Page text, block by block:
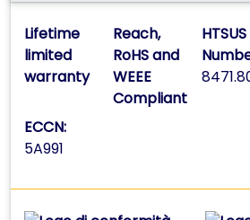
Lifetime
limited
warranty
Reach,
RoHS and
WEEE
Compliant
HTSUS
ECCN:
5A991